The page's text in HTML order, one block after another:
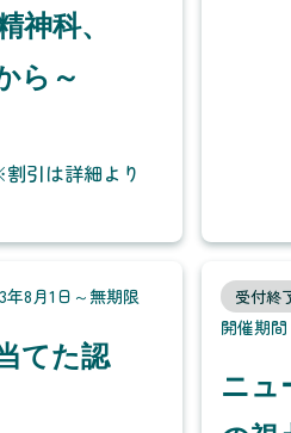
神科、
ら～
引は詳細より
年8月1日～無期限
てた認
受付終
開催期間
ニュ